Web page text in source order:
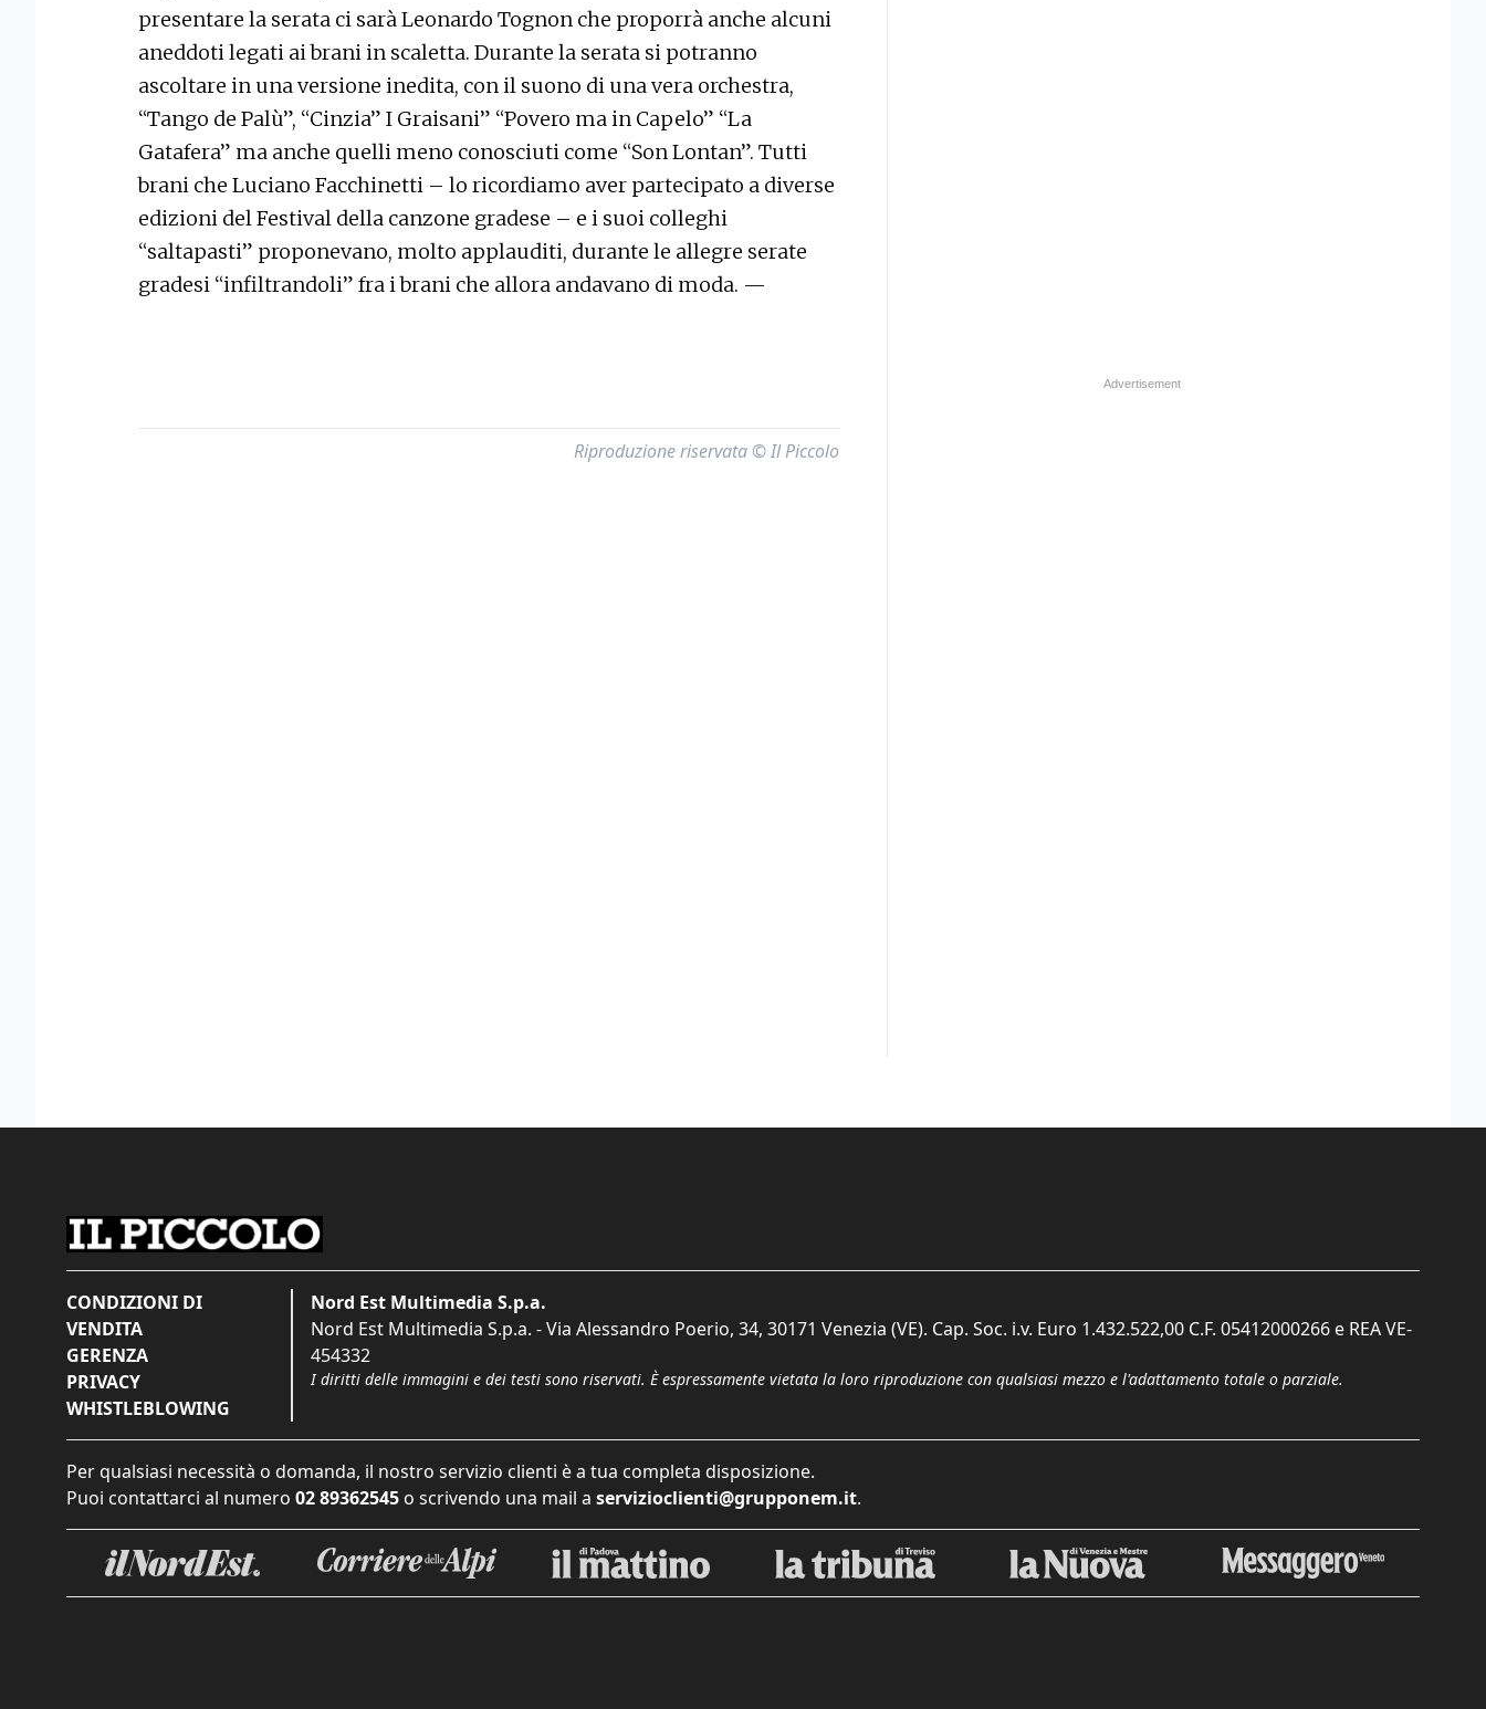
presentare la serata ci sarà Leonardo Tognon che proporrà anche alcuni
aneddoti legati ai brani in scaletta. Durante la serata si potranno
ascoltare in una versione inedita, con il suono di una vera orchestra,
“Tango de Palù”, “Cinzia” I Graisani” “Povero ma in Capelo” “La
Gatafera” ma anche quelli meno conosciuti come “Son Lontan”. Tutti
brani che Luciano Facchinetti – lo ricordiamo aver partecipato a diverse
edizioni del Festival della canzone gradese – e i suoi colleghi
“saltapasti” proponevano, molto applauditi, durante le allegre serate
gradesi “infiltrandoli” fra i brani che allora andavano di moda. —
Riproduzione riservata © Il Piccolo
CONDIZIONI DI
VENDITA
GERENZA
PRIVACY
WHISTLEBLOWING
Nord Est Multimedia S.p.a.
Nord Est Multimedia S.p.a. - Via Alessandro Poerio, 34, 30171 Venezia (VE). Cap. Soc. i.v. Euro 1.432.522,00 C.F. 05412000266 e REA VE-
454332
I diritti delle immagini e dei testi sono riservati. È espressamente vietata la loro riproduzione con qualsiasi mezzo e l'adattamento totale o parziale.
Per qualsiasi necessità o domanda, il nostro servizio clienti è a tua completa disposizione.
Puoi contattarci al numero 02 89362545 o scrivendo una mail a servizioclienti@grupponem.it.